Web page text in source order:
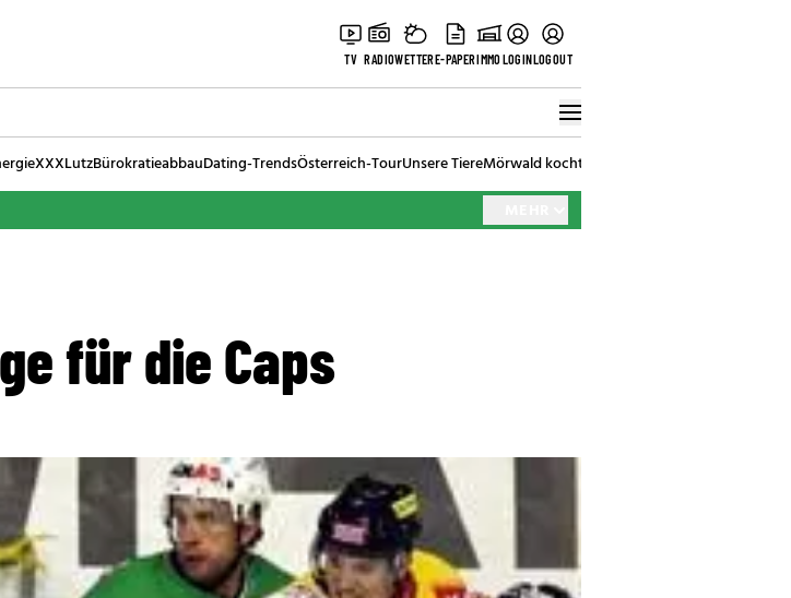
TV RADIOWETTERE-PAPERIMMOLOGINLOGOUT
XXXLutzBürokratieabbauDating-TrendsÖsterreich-TourUnsere TiereMörwald kocht
für die Caps